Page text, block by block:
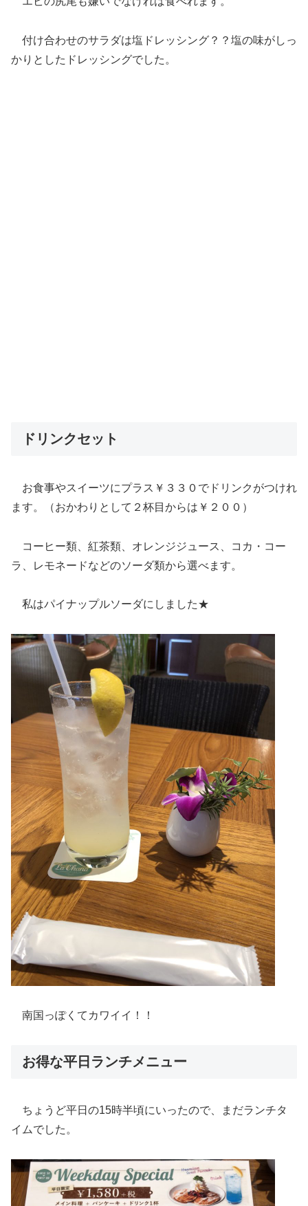
付け合わせのサラダは塩ドレッシング？？塩の味がしっ
かりとしたドレッシングでした。
ドリンクセット
お食事やスイーツにプラス￥３３０でドリンクがつけれ
ます。（おかわりとして２杯目からは￥２００）
コーヒー類、紅茶類、オレンジジュース、コカ・コー
ラ、レモネードなどのソーダ類から選べます。
私はパイナップルソーダにしました★
南国っぽくてカワイイ！！
お得な平日ランチメニュー
ちょうど平日の15時半頃にいったので、まだランチタ
イムでした。